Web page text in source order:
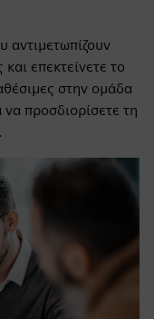
αντιμετωπίζουν
επεκτείνετε το
στην ομάδα
προσδιορίσετε τη